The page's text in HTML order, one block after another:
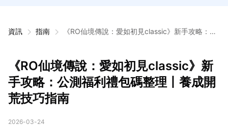
資訊 指南
《RO仙境傳說：愛如初見classic》新手攻略：公
《RO仙境傳說：愛如初見classic》新
手攻略：公測福利禮包碼整理丨養成開
荒技巧指南
2026-03-24